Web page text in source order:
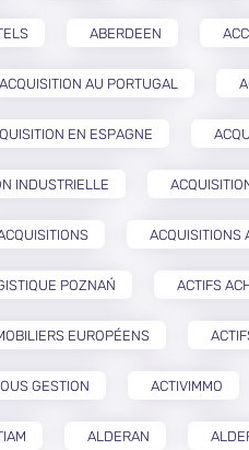
ABERDEEN
ACQUISITION AU PORTUGAL
EN ESPAGNE
INDUSTRIELLE
ACQUISITIONS
POZNAŃ ACTIFS
EUROPÉENS
GESTION ACTIVIMMO
ALDERAN